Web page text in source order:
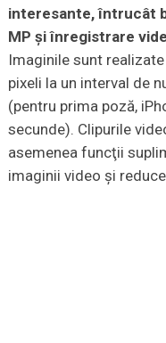
interesante, întrucât
MP şi înregistrare
Imaginile sunt
pixeli la un interval de
(pentru prima poză,
secunde). Clipurile
asemenea funcţii
imaginii video şi